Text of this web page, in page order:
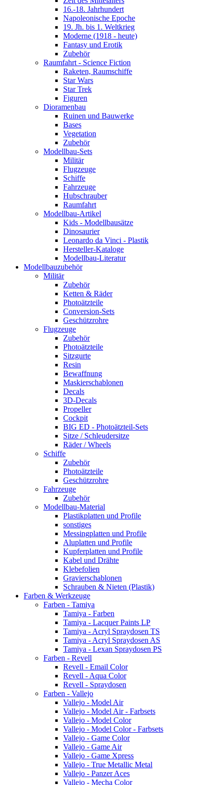
16.-18. Jahrhundert
Napoleonische Epoche
19. Jh. bis 1. Weltkrieg
Moderne (1918 - heute)
Fantasy und Erotik
Zubehör
Raumfahrt - Science Fiction
Raketen, Raumschiffe
Star Wars
Star Trek
Figuren
Dioramenbau
Ruinen und Bauwerke
Bases
Vegetation
Zubehör
Modellbau-Sets
Militär
Flugzeuge
Schiffe
Fahrzeuge
Hubschrauber
Raumfahrt
Modellbau-Artikel
Kids - Modellbausätze
Dinosaurier
Leonardo da Vinci - Plastik
Hersteller-Kataloge
Modellbau-Literatur
Modellbauzubehör
Militär
Zubehör
Ketten & Räder
Photoätzteile
Conversion-Sets
Geschützrohre
Flugzeuge
Zubehör
Photoätzteile
Sitzgurte
Resin
Bewaffnung
Maskierschablonen
Decals
3D-Decals
Propeller
Cockpit
BIG ED - Photoätzteil-Sets
Sitze / Schleudersitze
Räder / Wheels
Schiffe
Zubehör
Photoätzteile
Geschützrohre
Fahrzeuge
Zubehör
Modellbau-Material
Plastikplatten und Profile
sonstiges
Messingplatten und Profile
Aluplatten und Profile
Kupferplatten und Profile
Kabel und Drähte
Klebefolien
Gravierschablonen
Schrauben & Nieten (Plastik)
Farben & Werkzeuge
Farben - Tamiya
Tamiya - Farben
Tamiya - Lacquer Paints LP
Tamiya - Acryl Spraydosen TS
Tamiya - Acryl Spraydosen AS
Tamiya - Lexan Spraydosen PS
Farben - Revell
Revell - Email Color
Revell - Aqua Color
Revell - Spraydosen
Farben - Vallejo
Vallejo - Model Air
Vallejo - Model Air - Farbsets
Vallejo - Model Color
Vallejo - Model Color - Farbsets
Vallejo - Game Color
Vallejo - Game Air
Vallejo - Game Xpress
Vallejo - True Metallic Metal
Vallejo - Panzer Aces
Vallejo - Mecha Color